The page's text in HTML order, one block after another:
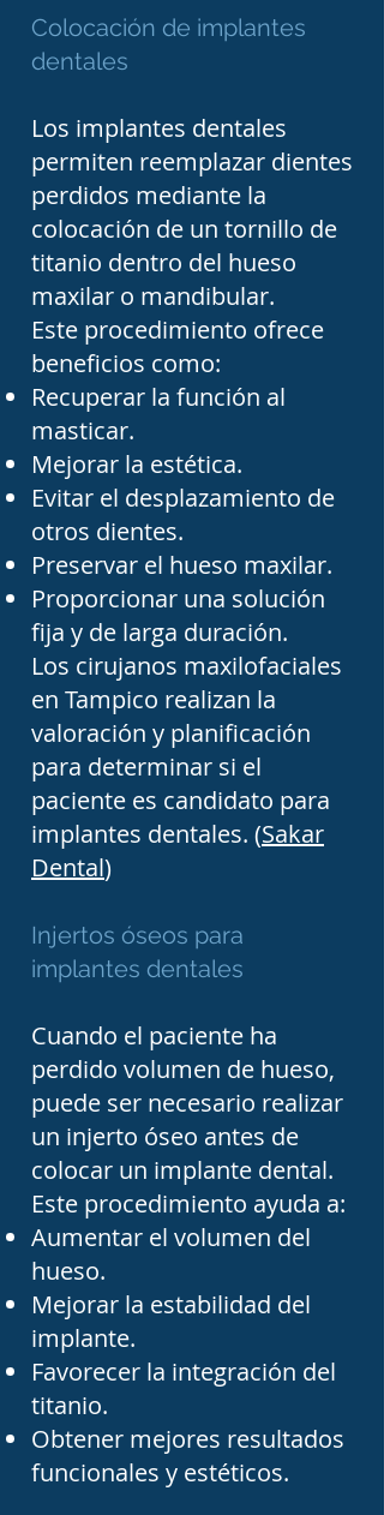
o comprometer la vía
aérea. En estos casos, el
tratamiento oportuno es
esencial para evitar
complicaciones graves y
puede incluir drenaje
quirúrgico, extracción del
diente responsable y
tratamiento antibiótico.
Los pacientes con labio y
paladar hendido,
malformaciones
congénitas o secuelas de
enfermedades también
pueden requerir atención
por parte de un cirujano
maxilofacial. Estos
procedimientos suelen
realizarse dentro de un
equipo multidisciplinario
en coordinación con otras
odontológicas para ofrecer
un tratamiento integral.
Actualmente, la cirugía
maxilofacial utiliza
técnicas cada vez más
avanzadas, apoyadas por
estudios de imagen como
tomografía
computarizada,
radiografías panorámicas,
escáneres digitales y
planificación quirúrgica
asistida por computadora.
Esto permite realizar
Colocación de implantes
dentales
Los implantes dentales
permiten reemplazar dientes
perdidos mediante la
colocación de un tornillo de
titanio dentro del hueso
maxilar o mandibular.
Este procedimiento ofrece
beneficios como:
Recuperar la función al
masticar.
Mejorar la estética.
Evitar el desplazamiento de
otros dientes.
Preservar el hueso maxilar.
Proporcionar una solución
fija y de larga duración.
Los cirujanos maxilofaciales
en Tampico realizan la
valoración y planificación
para determinar si el
paciente es candidato para
implantes dentales. (Sakar
Dental)
Injertos óseos para
implantes dentales
Cuando el paciente ha
perdido volumen de hueso,
puede ser necesario realizar
un injerto óseo antes de
colocar un implante dental.
Este procedimiento ayuda a:
Aumentar el volumen del
hueso.
Mejorar la estabilidad del
implante.
Favorecer la integración del
titanio.
Obtener mejores resultados
funcionales y estéticos.